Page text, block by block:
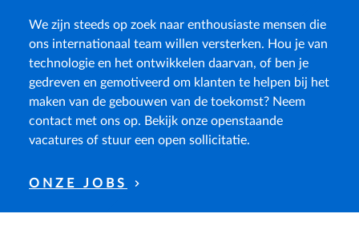
We zijn steeds op zoek naar enthousiaste mensen die
ons internationaal team willen versterken. Hou je van
technologie en het ontwikkelen daarvan, of ben je
gedreven en gemotiveerd om klanten te helpen bij het
maken van de gebouwen van de toekomst? Neem
contact met ons op. Bekijk onze openstaande
vacatures of stuur een open sollicitatie.
ONZE JOBS